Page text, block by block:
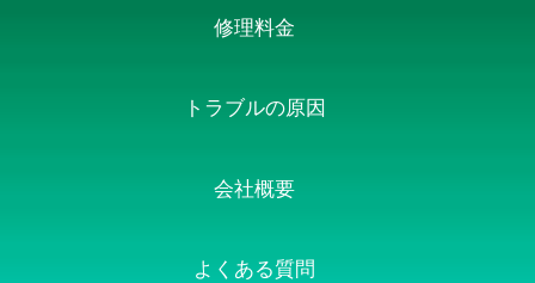
修理料金
トラブルの原因
会社概要
よくある質問